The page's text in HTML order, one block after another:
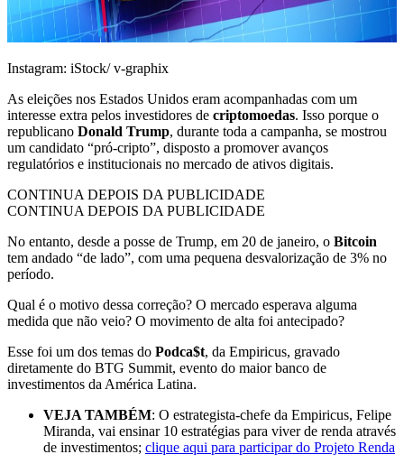
Instagram: iStock/ v-graphix
As eleições nos Estados Unidos eram acompanhadas com um
interesse extra pelos investidores de criptomoedas. Isso porque o
republicano Donald Trump, durante toda a campanha, se mostrou
um candidato “pró-cripto”, disposto a promover avanços
regulatórios e institucionais no mercado de ativos digitais.
CONTINUA DEPOIS DA PUBLICIDADE
CONTINUA DEPOIS DA PUBLICIDADE
No entanto, desde a posse de Trump, em 20 de janeiro, o Bitcoin
tem andado “de lado”, com uma pequena desvalorização de 3% no
período.
Qual é o motivo dessa correção? O mercado esperava alguma
medida que não veio? O movimento de alta foi antecipado?
Esse foi um dos temas do Podca$t, da Empiricus, gravado
diretamente do BTG Summit, evento do maior banco de
investimentos da América Latina.
VEJA TAMBÉM: O estrategista-chefe da Empiricus, Felipe
Miranda, vai ensinar 10 estratégias para viver de renda através
de investimentos; clique aqui para participar do Projeto Renda